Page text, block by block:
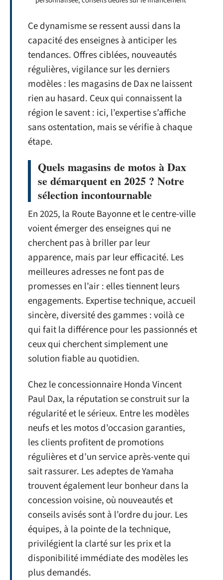
Ce dynamisme se ressent aussi dans la
capacité des enseignes à anticiper les
tendances. Offres ciblées, nouveautés
régulières, vigilance sur les derniers
modèles : les magasins de Dax ne laissent
rien au hasard. Ceux qui connaissent la
région le savent : ici, l’expertise s’affiche
sans ostentation, mais se vérifie à chaque
étape.
Quels magasins de motos à Dax
se démarquent en 2025 ? Notre
sélection incontournable
En 2025, la Route Bayonne et le centre-ville
voient émerger des enseignes qui ne
cherchent pas à briller par leur
apparence, mais par leur efficacité. Les
meilleures adresses ne font pas de
promesses en l’air : elles tiennent leurs
engagements. Expertise technique, accueil
sincère, diversité des gammes : voilà ce
qui fait la différence pour les passionnés et
ceux qui cherchent simplement une
solution fiable au quotidien.
Chez le concessionnaire Honda Vincent
Paul Dax, la réputation se construit sur la
régularité et le sérieux. Entre les modèles
neufs et les motos d’occasion garanties,
les clients profitent de promotions
régulières et d’un service après-vente qui
sait rassurer. Les adeptes de Yamaha
trouvent également leur bonheur dans la
concession voisine, où nouveautés et
conseils avisés sont à l’ordre du jour. Les
équipes, à la pointe de la technique,
privilégient la clarté sur les prix et la
disponibilité immédiate des modèles les
plus demandés.